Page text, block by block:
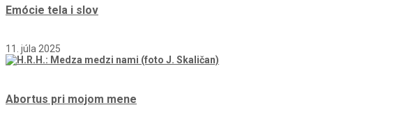
Emócie tela i slov
11. júla 2025
Abortus pri mojom mene